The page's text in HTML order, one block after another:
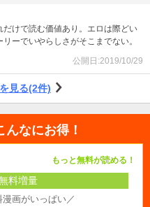
けで読む価値あり。エロは際どい
ーでいやらしさがそこまでない。
公開日:2019/10/29
見る(2件)
んなにお得！
もっと無料が読める！
料増量
画がいっぱい／